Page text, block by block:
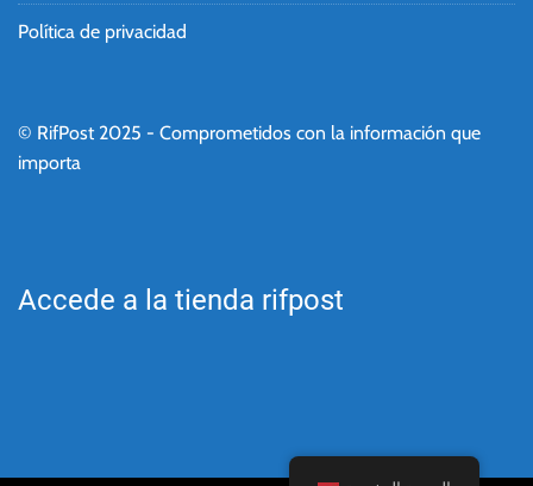
Política de privacidad
© RifPost 2025 - Comprometidos con la información que
importa
Accede a la tienda rifpost